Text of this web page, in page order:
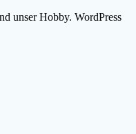
unser Hobby. WordPress